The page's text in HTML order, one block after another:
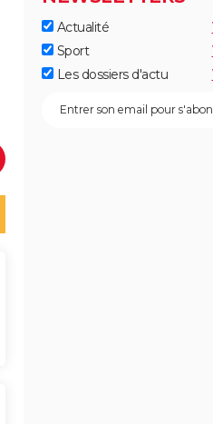
Actualité
Sport
Les dossiers d'actu